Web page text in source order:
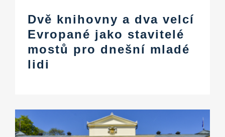
Dvě knihovny a dva velcí
Evropané jako stavitelé
mostů pro dnešní mladé
lidi